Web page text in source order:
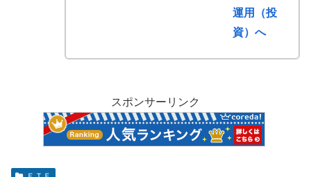
スポンサーリンク